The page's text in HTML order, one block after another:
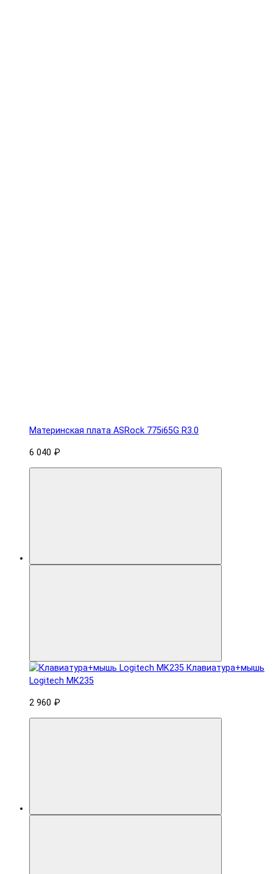
Материнская плата ASRock 775i65G R3.0
6 040 ₽
Клавиатура+мышь
Logitech MK235
2 960 ₽